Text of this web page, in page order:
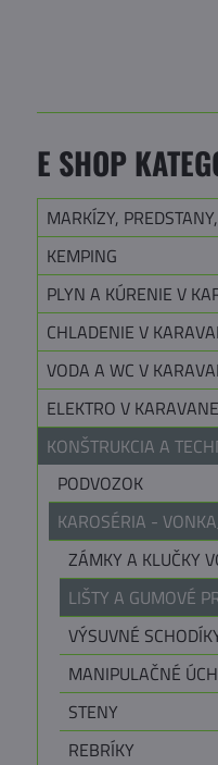
E SHOP
MARKÍZY,
KEMPING
PLYN A KÚRENIE V
CHLADENIE V
VODA A WC V
ELEKTRO V KARAVANE
KONŠTRUKCIA A
PODVOZOK
KAROSÉRIA -
ZÁMKY A KLUČKY
LIŠTY A GUMOVÉ
VÝSUVNÉ
MANIPULAČNÉ
STENY
REBRÍKY